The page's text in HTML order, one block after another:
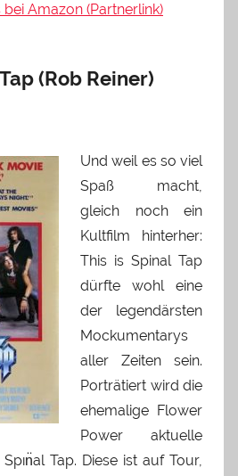
Amazon (Partnerlink)
(Rob Reiner)
Und weil es so viel
Spaß macht,
gleich noch ein
Kultfilm hinterher:
This is Spinal Tap
dürfte wohl eine
der legendärsten
Mockumentarys
aller Zeiten sein.
Porträtiert wird die
ehemalige Flower
Power aktuelle
Tap. Diese ist auf Tour,